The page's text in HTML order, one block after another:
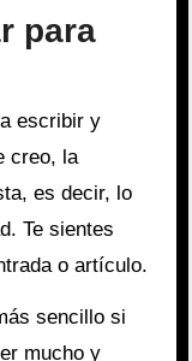
para
escribir y
creo, la
es decir, lo
Te sientes
o artículo.
sencillo si
mucho y